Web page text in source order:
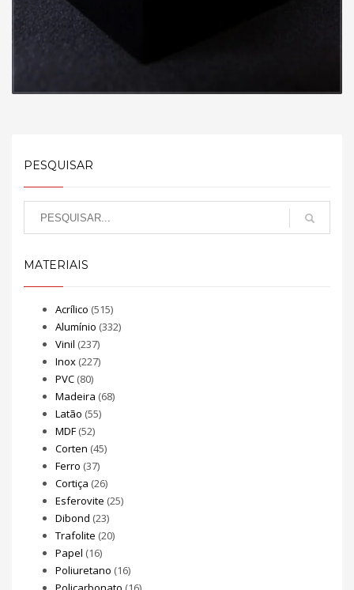
PESQUISAR
MATERIAIS
Acrílico (515)
Alumínio (332)
Vinil (237)
Inox (227)
PVC (80)
Madeira (68)
Latão (55)
MDF (52)
Corten (45)
Ferro (37)
Cortiça (26)
Esferovite (25)
Dibond (23)
Trafolite (20)
Papel (16)
Poliuretano (16)